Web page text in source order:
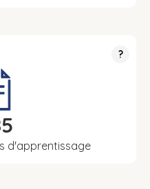
?
d'apprentissage